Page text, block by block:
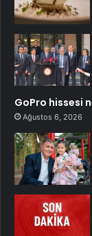
GoPro hissesi
Ağustos 6, 2026